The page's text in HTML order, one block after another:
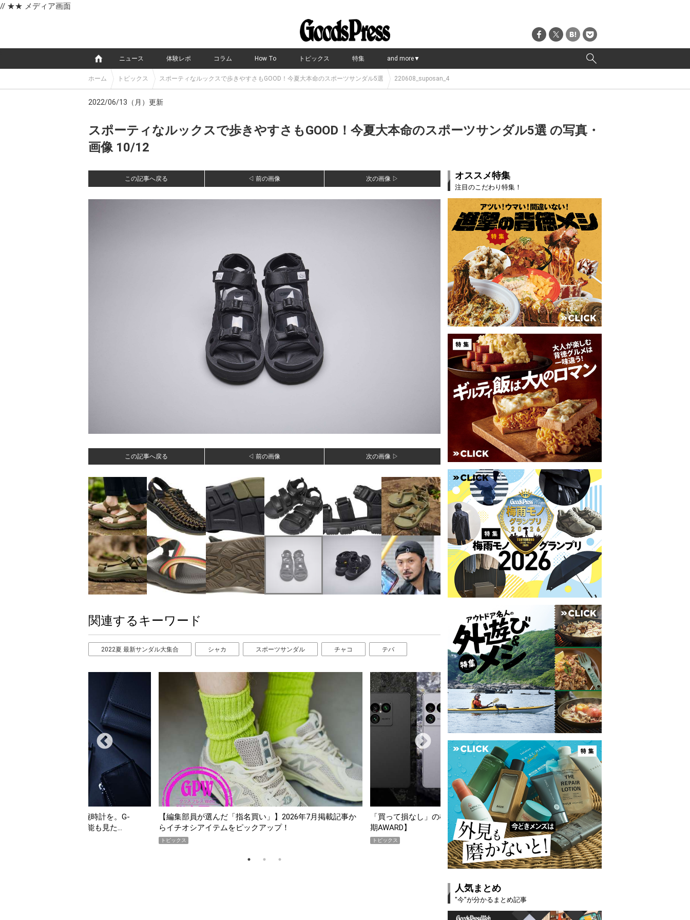
// ★★ メディア画面
ニュース 体験レポ コラム How To トピックス 特集 and more▼
ホーム トピックス スポーティなルックスで歩きやすさもGOOD！今夏大本命のスポーツサンダル5選 220608_suposan_4
2022/06/13（月）更新
スポーティなルックスで歩きやすさもGOOD！今夏大本命のスポーツサンダル5選 の写真・
画像 10/12
この記事へ戻る ◁ 前の画像 次の画像 ▷
この記事へ戻る ◁ 前の画像 次の画像 ▷
関連するキーワード
2022夏 最新サンダル大集合 シャカ スポーツサンダル チャコ テバ
だ「指名買い」】2026年7月掲載記事か
「買って損なし」の極上スマホ5選【GoodsPress 2026上半
期AWARD】
トピックス
薄着になる季節の夏こそ“映える”タフな腕時計を。G-
SHOCK「GRAVITYMASTER」は本当に機能も見た…
PR
【編集部員が選んだ「指名買
らイチオシアイテムをピック
トピックス
オススメ特集
注目のこだわり特集！
人気まとめ
"今"が分かるまとめ記事